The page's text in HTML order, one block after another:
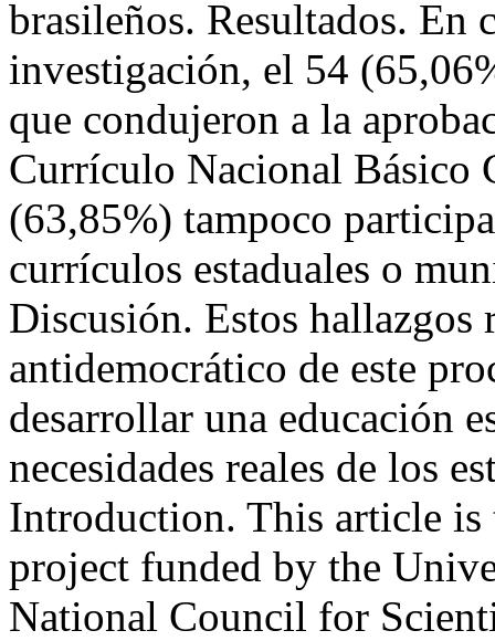
brasileños. Resultados. En
investigación, el 54
que condujeron a la
Currículo Nacional Básico
(63,85%) tampoco
currículos estaduales o
Discusión. Estos hallazgos
antidemocrático de este
desarrollar una educación
necesidades reales de los
Introduction. This article is
project funded by the
National Council for